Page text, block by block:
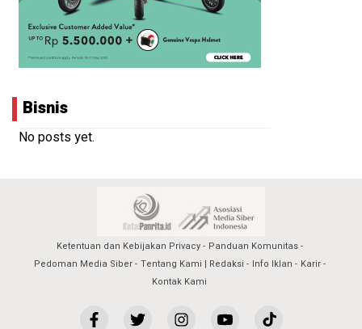
Bisnis
No posts yet.
Ketentuan dan Kebijakan Privacy
Panduan Komunitas
Pedoman Media Siber
Tentang Kami | Redaksi Info Iklan
Karir
Kontak Kami